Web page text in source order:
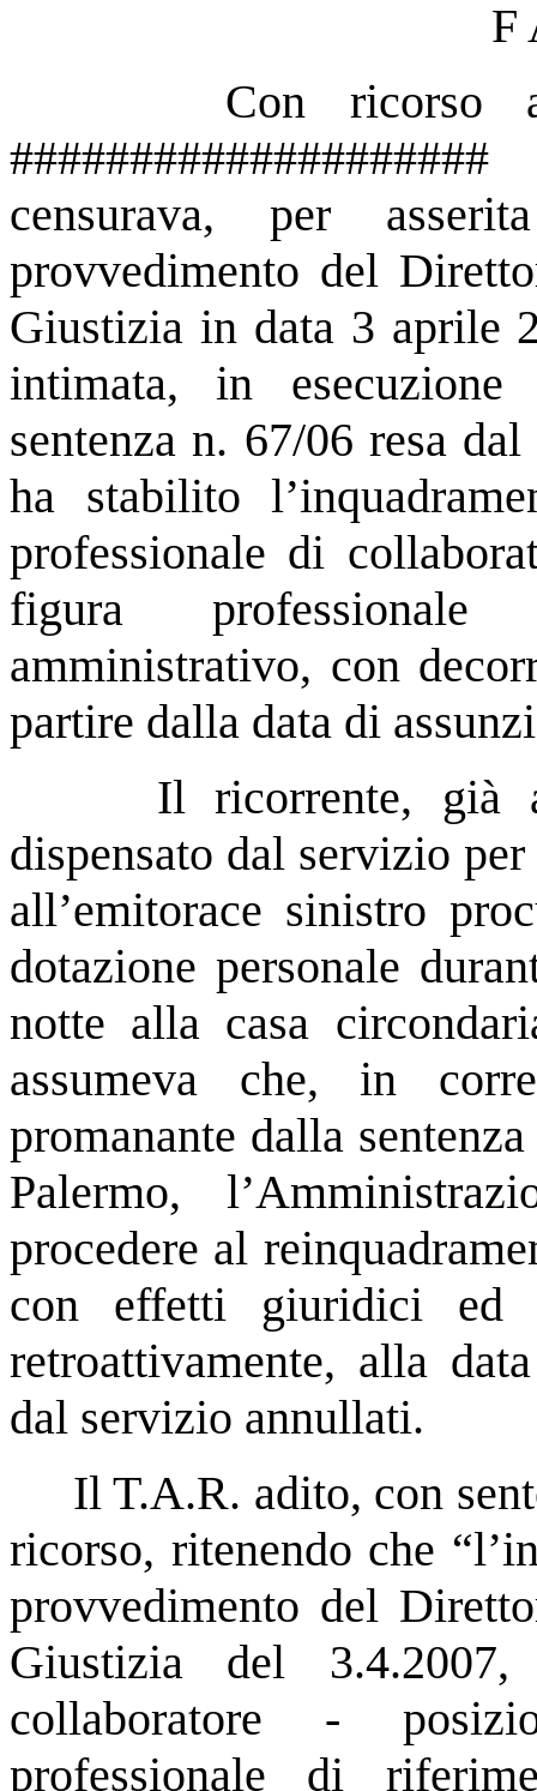
F
Con ricorso
censurava, per
provvedimento del
Giustizia in data 3 aprile
intimata, in
sentenza n. 67/06 resa
ha stabilito
professionale di
figura
amministrativo, con
partire dalla data di
Il ricorrente, già
dispensato dal servizio
all’emitorace sinistro
dotazione personale
notte alla casa
assumeva che, in
promanante dalla
Palermo,
procedere al
con effetti giuridici ed
retroattivamente, alla
dal servizio annullati.
Il T.A.R. adito, con
ricorso, ritenendo che
provvedimento del
Giustizia del
collaboratore -
professionale di